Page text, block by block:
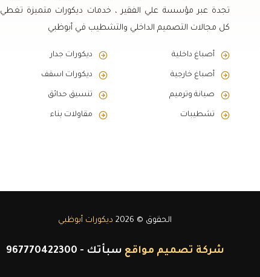
تجدة عبر مؤسسة علي الفقير ، خدمات ديكورات متميزة تغطي
كل مجالات التصميم الداخلي والتشطيب في أبوظبي
أصباغ داخلية ديكورات جدار
أصباغ خارجية ديكورات اسقف
صيانة وترميم تنسيق حدائق
تشطيبات مقاولات بناء
الحقوق © 2026 ديكورات أبوظبي
شركة تصميم مواقع سبأتك -
967770422300